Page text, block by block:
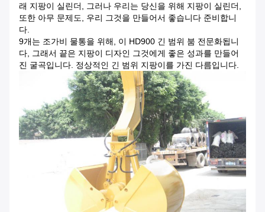
래 지팡이 실린더, 그러나 우리는 당신을 위해 지팡이 실린더,
또한 아무 문제도, 우리 그것을 만들어서 좋습니다 준비합니
다.
9개는 조가비 물통을 위해, 이 HD900 긴 범위 붐 전문화됩니
다, 그래서 끝은 지팡이 디자인 그것에게 좋은 성과를 만들어
진 굴곡입니다. 정상적인 긴 범위 지팡이를 가진 다름입니다.